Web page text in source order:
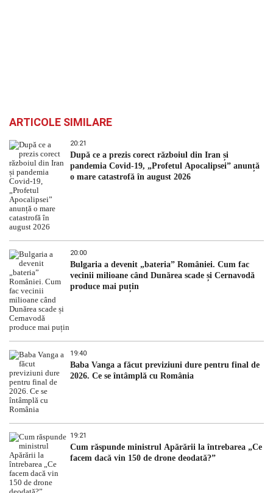
ARTICOLE SIMILARE
20:21
După ce a prezis corect războiul din Iran și
pandemia Covid-19, „Profetul Apocalipsei” anunță
o mare catastrofă în august 2026
20:00
Bulgaria a devenit „bateria” României. Cum fac
vecinii milioane când Dunărea scade și Cernavodă
produce mai puțin
19:40
Baba Vanga a făcut previziuni dure pentru final de
2026. Ce se întâmplă cu România
19:21
Cum răspunde ministrul Apărării la întrebarea „Ce
facem dacă vin 150 de drone deodată?”